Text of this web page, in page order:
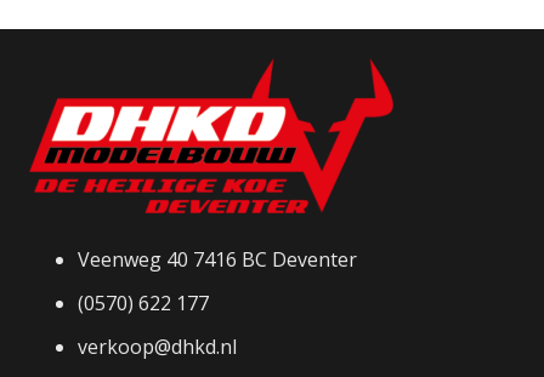
Veenweg 40 7416 BC Deventer
(0570) 622 177
verkoop@dhkd.nl